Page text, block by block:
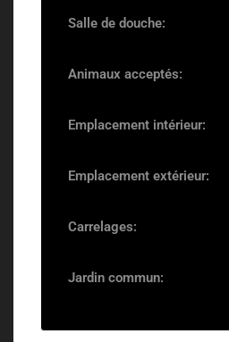
Salle de douche:
Animaux acceptés:
Emplacement intérieur:
Emplacement extérieur:
Carrelages:
Jardin commun: